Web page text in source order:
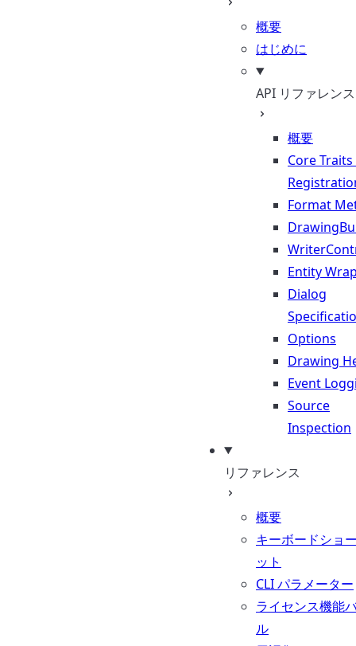
概要
はじめに
API リファレンス
概要
Core
Format
Entity
Dialog
Options
Drawing
Event
Source
Inspection
リファレンス
概要
キーボードショ
ット
CLI パラメーター
ライセンス機能
ル